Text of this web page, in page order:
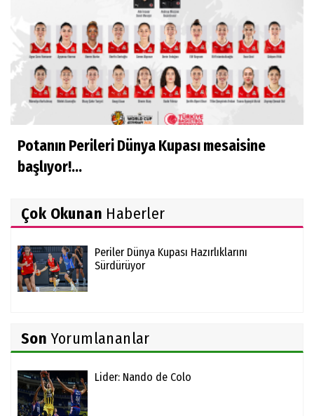
Potanın Perileri Dünya Kupası mesaisine
başlıyor!...
Çok Okunan Haberler
Periler Dünya Kupası Hazırlıklarını
Sürdürüyor
Son Yorumlananlar
Lider: Nando de Colo